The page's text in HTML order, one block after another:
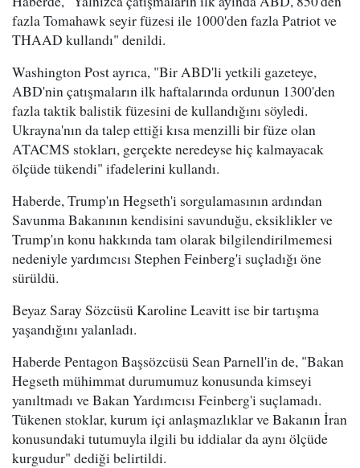
fazla Tomahawk seyir füzesi ile 1000'den fazla Patriot ve
THAAD kullandı" denildi.
Washington Post ayrıca, "Bir ABD'li yetkili gazeteye,
ABD'nin çatışmaların ilk haftalarında ordunun 1300'den
fazla taktik balistik füzesini de kullandığını söyledi.
Ukrayna'nın da talep ettiği kısa menzilli bir füze olan
ATACMS stokları, gerçekte neredeyse hiç kalmayacak
ölçüde tükendi" ifadelerini kullandı.
Haberde, Trump'ın Hegseth'i sorgulamasının ardından
Savunma Bakanının kendisini savunduğu, eksiklikler ve
Trump'ın konu hakkında tam olarak bilgilendirilmemesi
nedeniyle yardımcısı Stephen Feinberg'i suçladığı öne
sürüldü.
Beyaz Saray Sözcüsü Karoline Leavitt ise bir tartışma
yaşandığını yalanladı.
Haberde Pentagon Başsözcüsü Sean Parnell'in de, "Bakan
Hegseth mühimmat durumumuz konusunda kimseyi
yanıltmadı ve Bakan Yardımcısı Feinberg'i suçlamadı.
Tükenen stoklar, kurum içi anlaşmazlıklar ve Bakanın İran
konusundaki tutumuyla ilgili bu iddialar da aynı ölçüde
kurgudur" dediği belirtildi.